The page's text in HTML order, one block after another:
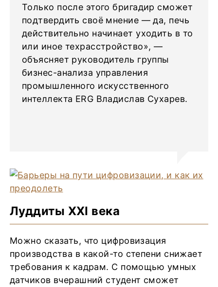
Только после этого бригадир сможет
подтвердить своё мнение — да, печь
действительно начинает уходить в то
или иное техрасстройство», —
объясняет руководитель группы
бизнес-анализа управления
промышленного искусственного
интеллекта ERG Владислав Сухарев.
Луддиты XXI века
Можно сказать, что цифровизация
производства в какой-то степени снижает
требования к кадрам. С помощью умных
датчиков вчерашний студент сможет